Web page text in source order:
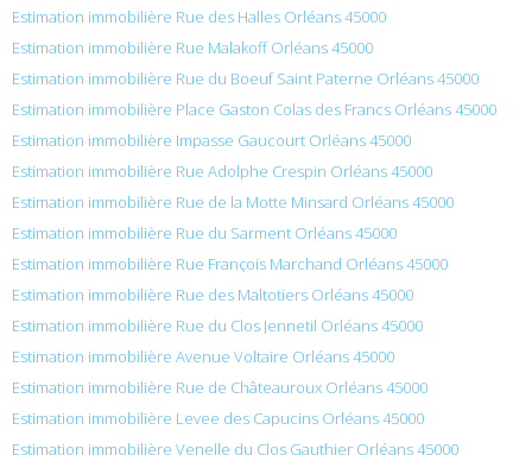
Estimation immobilière Rue des Halles Orléans 45000
Estimation immobilière Rue Malakoff Orléans 45000
Estimation immobilière Rue du Boeuf Saint Paterne Orléans 45000
Estimation immobilière Place Gaston Colas des Francs Orléans 45000
Estimation immobilière Impasse Gaucourt Orléans 45000
Estimation immobilière Rue Adolphe Crespin Orléans 45000
Estimation immobilière Rue de la Motte Minsard Orléans 45000
Estimation immobilière Rue du Sarment Orléans 45000
Estimation immobilière Rue François Marchand Orléans 45000
Estimation immobilière Rue des Maltotiers Orléans 45000
Estimation immobilière Rue du Clos Jennetil Orléans 45000
Estimation immobilière Avenue Voltaire Orléans 45000
Estimation immobilière Rue de Châteauroux Orléans 45000
Estimation immobilière Levee des Capucins Orléans 45000
Estimation immobilière Venelle du Clos Gauthier Orléans 45000